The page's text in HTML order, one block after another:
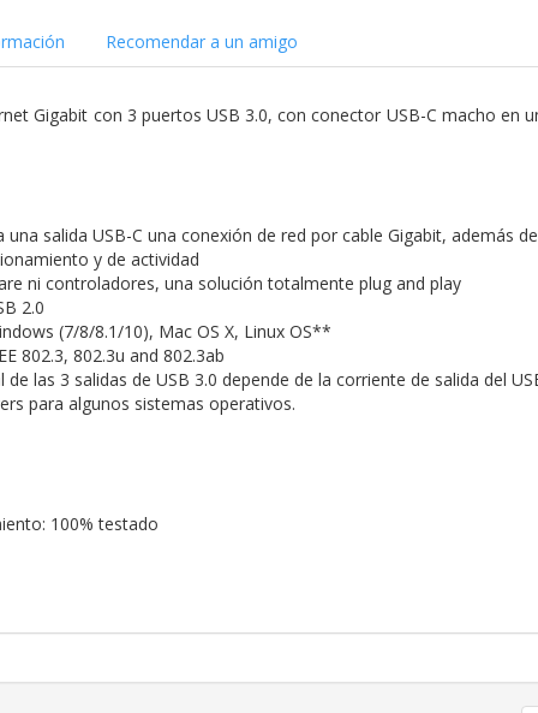
Recomendar a un amigo
Gigabit con 3 puertos USB 3.0, con conector USB-C macho en
una salida USB-C una conexión de red por cable Gigabit, además
y de actividad
ni controladores, una solución totalmente plug and play
2.0
(7/8/8.1/10), Mac OS X, Linux OS**
802.3, 802.3u and 802.3ab
las 3 salidas de USB 3.0 depende de la corriente de salida del
para algunos sistemas operativos.
100% testado